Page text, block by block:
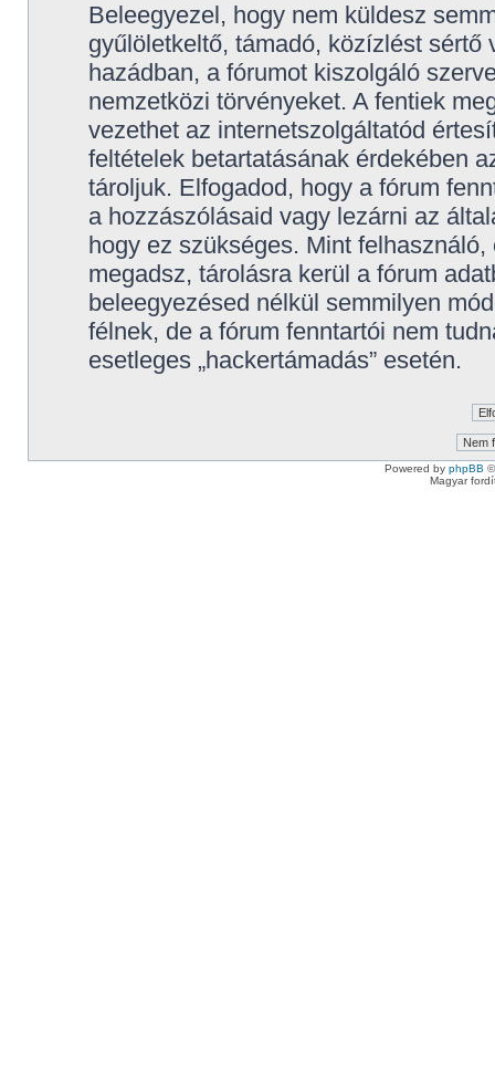
Beleegyezel, hogy nem küldesz
gyűlöletkeltő, támadó, közízlést
hazádban, a fórumot kiszolgáló
nemzetközi törvényeket. A fentiek
vezethet az internetszolgáltatód
feltételek betartatásának érdekében
tároljuk. Elfogadod, hogy a fórum
a hozzászólásaid vagy lezárni az
hogy ez szükséges. Mint
megadsz, tárolásra kerül a fórum
beleegyezésed nélkül semmilyen
félnek, de a fórum fenntartói nem
esetleges „hackertámadás” esetén.
Powered by phpBB
Magyar